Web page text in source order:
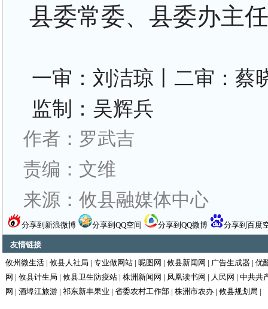
县委常委、县委办主
一审：刘洁琼丨二审：蔡
监制：吴辉兵
作者：罗武吉
责编：文维
来源：攸县融媒体中心
分享到新浪微博 分享到QQ空间 分享到QQ微博 分享到百度
友情链接
攸州微生活 | 攸县人社局 | 专业做网站 | 昵图网 | 攸县新闻网 | 广告生成器 | 优
网 | 攸县计生局 | 攸县卫生防疫站 | 株洲新闻网 | 凤凰读书网 | 人民网 | 中共共
网 | 酒埠江旅游 | 祁东新丰果业 | 省委农村工作部 | 株洲市农办 | 攸县规划局 |